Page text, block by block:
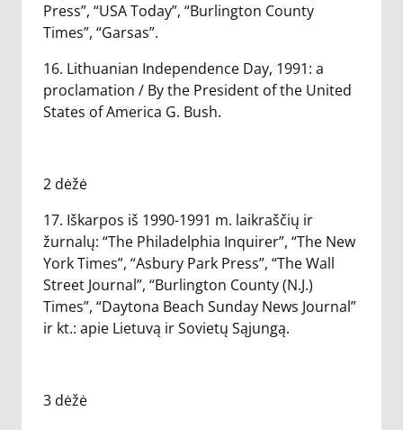
Press”, “USA Today”, “Burlington County
Times”, “Garsas”.
16. Lithuanian Independence Day, 1991: a
proclamation / By the President of the United
States of America G. Bush.
2 dėžė
17. Iškarpos iš 1990-1991 m. laikraščių ir
žurnalų: “The Philadelphia Inquirer”, “The New
York Times”, “Asbury Park Press”, “The Wall
Street Journal”, “Burlington County (N.J.)
Times”, “Daytona Beach Sunday News Journal”
ir kt.: apie Lietuvą ir Sovietų Sąjungą.
3 dėžė